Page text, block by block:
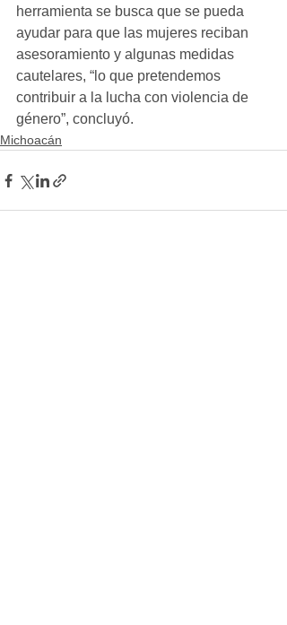
herramienta se busca que se pueda
ayudar para que las mujeres reciban
asesoramiento y algunas medidas
cautelares, “lo que pretendemos
contribuir a la lucha con violencia de
género”, concluyó.
Michoacán